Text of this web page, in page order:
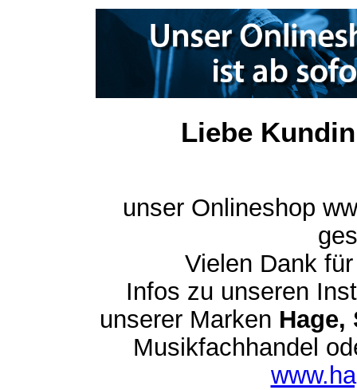
Liebe
unser Onlineshop
Vielen Dank
Infos zu unseren
unserer Marken Hage,
Musikfachhandel